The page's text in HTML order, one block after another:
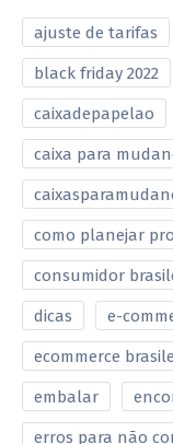
ajuste de tarifas
black friday 2022
caixadepapelao
caixa para
como planejar
consumidor
dicas e-
ecommerce
embalar
erros para não